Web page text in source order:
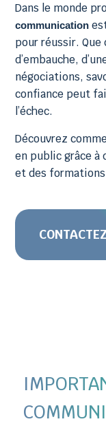
Dans le monde
communication
pour réussir.
d’embauche,
négociations,
confiance peut
l’échec.
Découvrez
en public grâce à
et des